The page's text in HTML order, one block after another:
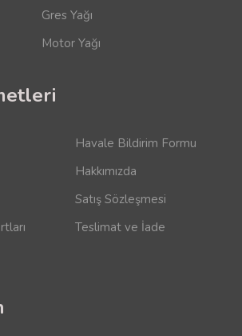
Gres Yağı
Motor Yağı
Havale Bildirim Formu
Hakkımızda
Satış Sözleşmesi
Teslimat ve İade